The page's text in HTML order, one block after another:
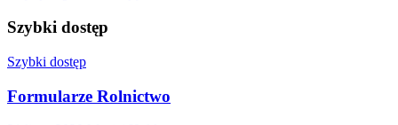
Szybki dostęp
Szybki dostęp
Formularze Rolnictwo